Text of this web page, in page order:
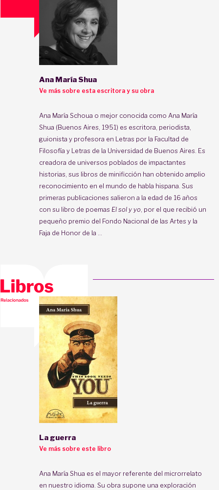
Ana María Shua
Ve más sobre esta escritora y su obra
Ana María Schoua o mejor conocida como Ana María
Shua (Buenos Aires, 1951) es escritora, periodista,
guionista y profesora en Letras por la Facultad de
Filosofía y Letras de la Universidad de Buenos Aires. Es
creadora de universos poblados de impactantes
historias, sus libros de minificción han obtenido amplio
reconocimiento en el mundo de habla hispana. Sus
primeras publicaciones salieron a la edad de 16 años
con su libro de poemas El sol y yo , por el que recibió un
pequeño premio del Fondo Nacional de las Artes y la
Faja de Honor de la ...
La guerra
Ve más sobre este libro
Ana María Shua es el mayor referente del microrrelato
en nuestro idioma. Su obra supone una exploración